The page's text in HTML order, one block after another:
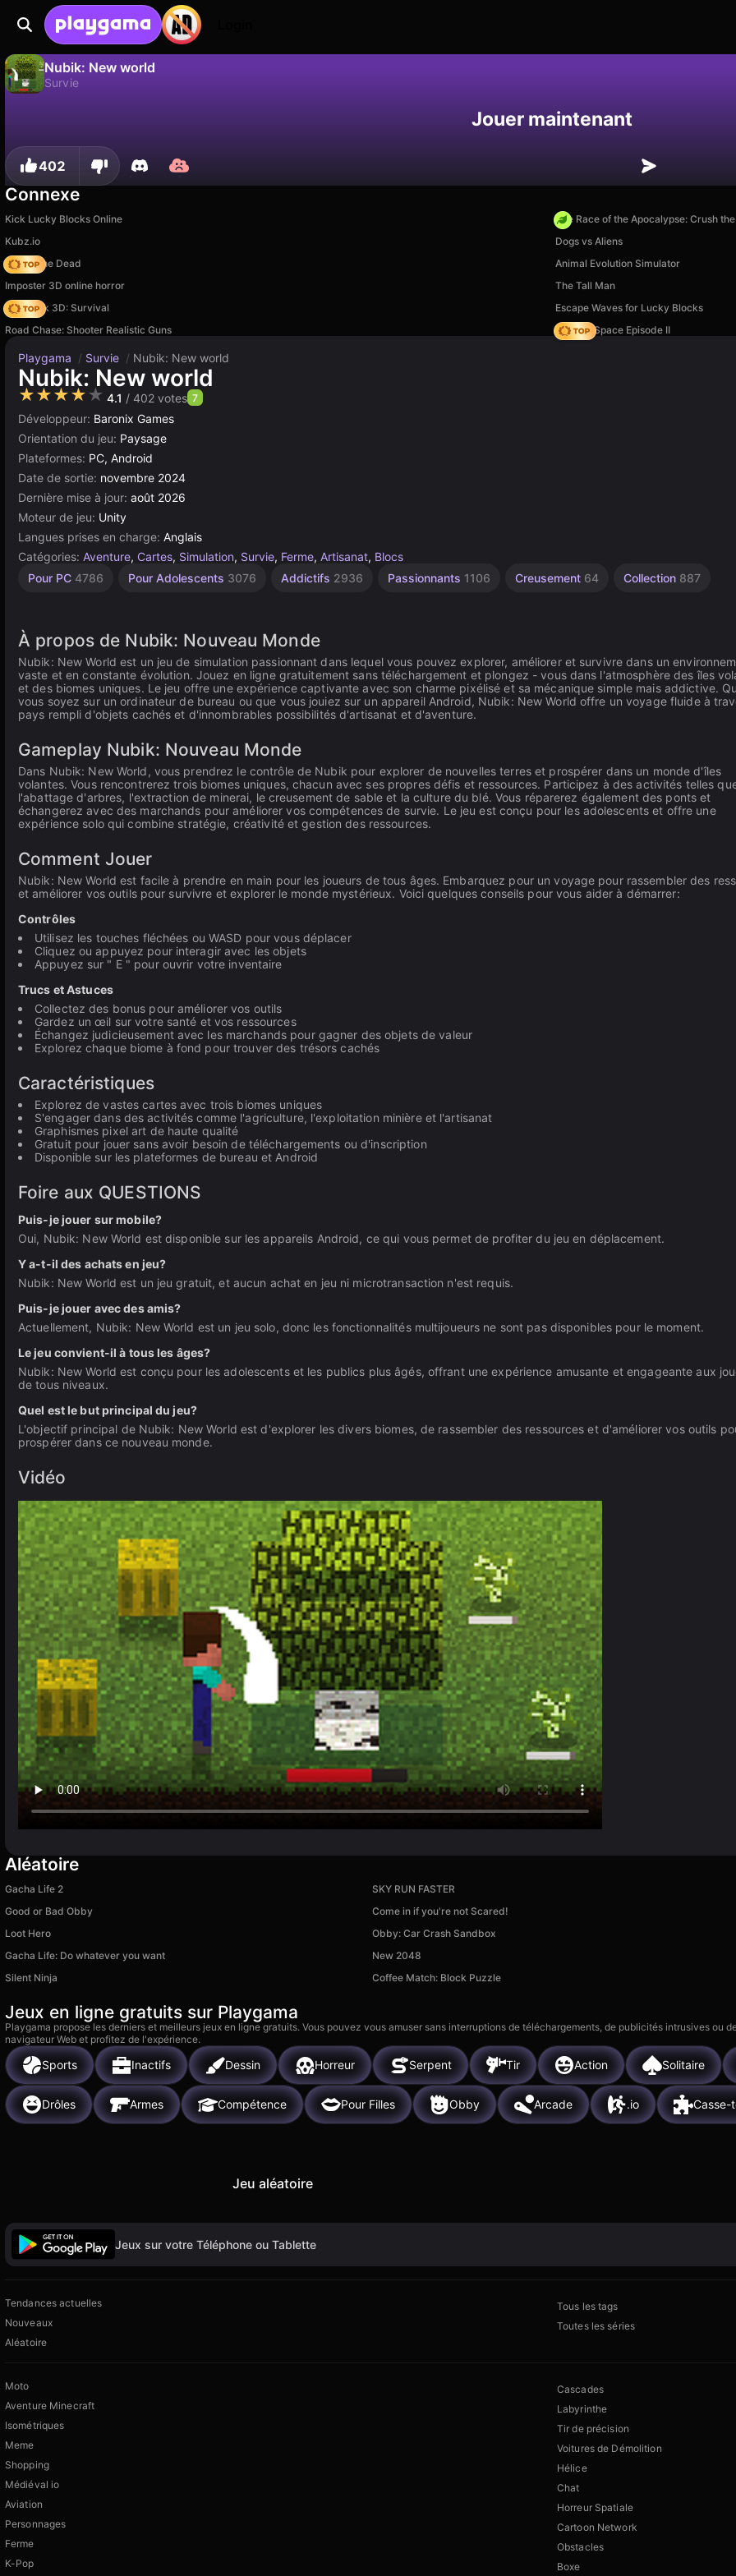
Nubik: New world
Survie
Jouer maintenant
402
Connexe
Kick Lucky Blocks Online
The Race of the Apocalypse: Crush
Kubz.io
Dogs vs Aliens
Rise of the Dead
Animal Evolution Simulator
Imposter 3D online horror
The Tall Man
Skyblock 3D: Survival
Escape Waves for Lucky Blocks
Road Chase: Shooter Realistic Guns
Zombie Space Episode II
Playgama / Survie / Nubik: New world
Nubik: New world
★★★★★ 4.1 / 402 votes 7
Développeur: Baronix Games
Orientation du jeu: Paysage
Plateformes: PC, Android
Date de sortie: novembre 2024
Dernière mise à jour: août 2026
Moteur de jeu: Unity
Langues prises en charge: Anglais
Catégories: Aventure, Cartes, Simulation, Survie, Ferme, Artisanat, Blocs
Pour PC 4786 Pour Adolescents 3076 Addictifs 2936 Passionnants 1106 Creusement 64 Collection 887
Bureau
À 1
Bac à
Incrémentaux
Construction
Haute
Simples
Monde
Pixels
Navigateur
Unity
À propos de Nubik: Nouveau Monde
Nubik: New World est un jeu de simulation passionnant dans lequel vous pouvez explorer, améliorer et survivre dans un
vaste et en constante évolution. Jouez en ligne gratuitement sans téléchargement et plongez - vous dans l'atmosphère des îles
et des biomes uniques. Le jeu offre une expérience captivante avec son charme pixélisé et sa mécanique simple mais addictive.
vous soyez sur un ordinateur de bureau ou que vous jouiez sur un appareil Android, Nubik: New World offre un voyage fluide à
pays rempli d'objets cachés et d'innombrables possibilités d'artisanat et d'aventure.
Gameplay Nubik: Nouveau Monde
Dans Nubik: New World, vous prendrez le contrôle de Nubik pour explorer de nouvelles terres et prospérer dans un monde d'îles
volantes. Vous rencontrerez trois biomes uniques, chacun avec ses propres défis et ressources. Participez à des activités telles
l'abattage d'arbres, l'extraction de minerai, le creusement de sable et la culture du blé. Vous réparerez également des ponts et
échangerez avec des marchands pour améliorer vos compétences de survie. Le jeu est conçu pour les adolescents et offre une
expérience solo qui combine stratégie, créativité et gestion des ressources.
Comment Jouer
Nubik: New World est facile à prendre en main pour les joueurs de tous âges. Embarquez pour un voyage pour rassembler des
et améliorer vos outils pour survivre et explorer le monde mystérieux. Voici quelques conseils pour vous aider à démarrer:
Contrôles
Utilisez les touches fléchées ou WASD pour vous déplacer
Cliquez ou appuyez pour interagir avec les objets
Appuyez sur " E " pour ouvrir votre inventaire
Trucs et Astuces
Collectez des bonus pour améliorer vos outils
Gardez un œil sur votre santé et vos ressources
Échangez judicieusement avec les marchands pour gagner des objets de valeur
Explorez chaque biome à fond pour trouver des trésors cachés
Caractéristiques
Explorez de vastes cartes avec trois biomes uniques
S'engager dans des activités comme l'agriculture, l'exploitation minière et l'artisanat
Graphismes pixel art de haute qualité
Gratuit pour jouer sans avoir besoin de téléchargements ou d'inscription
Disponible sur les plateformes de bureau et Android
Foire aux QUESTIONS
Puis-je jouer sur mobile?
Oui, Nubik: New World est disponible sur les appareils Android, ce qui vous permet de profiter du jeu en déplacement.
Y a-t-il des achats en jeu?
Nubik: New World est un jeu gratuit, et aucun achat en jeu ni microtransaction n'est requis.
Puis-je jouer avec des amis?
Actuellement, Nubik: New World est un jeu solo, donc les fonctionnalités multijoueurs ne sont pas disponibles pour le moment.
Le jeu convient-il à tous les âges?
Nubik: New World est conçu pour les adolescents et les publics plus âgés, offrant une expérience amusante et engageante aux
de tous niveaux.
Quel est le but principal du jeu?
L'objectif principal de Nubik: New World est d'explorer les divers biomes, de rassembler des ressources et d'améliorer vos outils
prospérer dans ce nouveau monde.
Vidéo
Aléatoire
Gacha Life 2 SKY RUN FASTER
Good or Bad Obby
Come in if you're not Scared!
Loot Hero
Obby: Car Crash Sandbox
Gacha Life: Do whatever you want
New 2048
Silent Ninja
Coffee Match: Block Puzzle
Jeux en ligne gratuits sur Playgama
Playgama propose les derniers et meilleurs jeux en ligne gratuits. Vous pouvez vous amuser sans interruptions de téléchargements, de publicités intrusives ou
navigateur Web et profitez de l'expérience.
Sports Inactifs Dessin Horreur Serpent Tir Action Solitaire
Drôles Armes Compétence Pour Filles Obby Arcade .io Casse-
Jeu aléatoire
Jeux sur votre Téléphone ou Tablette
Tendances actuelles
Nouveaux
Aléatoire
Tous les tags
Toutes les séries
Moto
Aventure Minecraft
Isométriques
Meme
Shopping
Médiéval io
Aviation
Personnages
Ferme
K-Pop
Cascades
Labyrinthe
Tir de précision
Voitures de Démolition
Hélice
Chat
Horreur Spatiale
Cartoon Network
Obstacles
Boxe